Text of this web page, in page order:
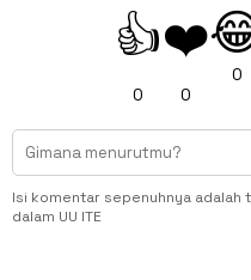
👍
0
❤️
0
0
Isi komentar sepenuhnya adalah
dalam UU ITE